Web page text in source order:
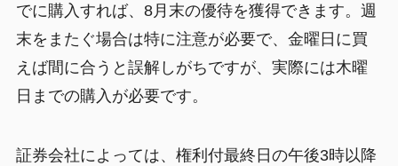
でに購入すれば、8月末の優待を獲得できます。週
末をまたぐ場合は特に注意が必要で、金曜日に買
えば間に合うと誤解しがちですが、実際には木曜
日までの購入が必要です。
証券会社によっては、権利付最終日の午後3時以降